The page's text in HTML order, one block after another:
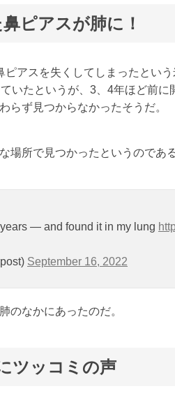
ピアスが肺に！
ピアスを失くしてしまったとい
いたというが、3、4年ほど前
らず見つからなかったそうだ。
場所で見つかったというのである
years — and found it in my lung
September 16, 2022
のなかにあったのだ。
ツッコミの声